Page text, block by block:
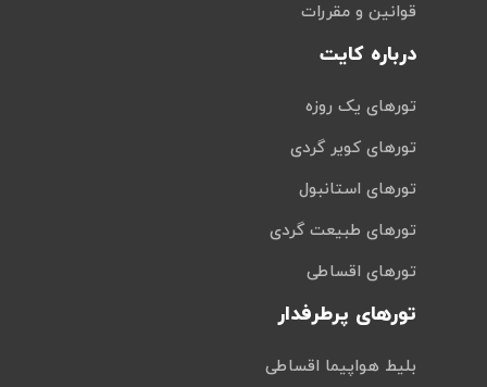
قوانین و مقررات
درباره کایت
تورهای یک روزه
تورهای کویر گردی
تورهای استانبول
تورهای طبیعت گردی
تورهای اقساطی
تورهای پرطرفدار
بلیط هواپیما اقساطی